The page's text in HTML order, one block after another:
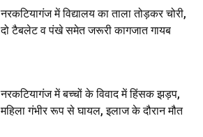
नरकटियागंज में विद्यालय का ताला तोड़कर चोरी,
दो टैबलेट व पंखे समेत जरूरी कागजात गायब
नरकटियागंज में बच्चों के विवाद में हिंसक झड़प,
महिला गंभीर रूप से घायल, इलाज के दौरान मौत